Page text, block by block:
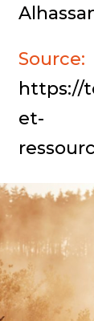
Source:
https://
et-